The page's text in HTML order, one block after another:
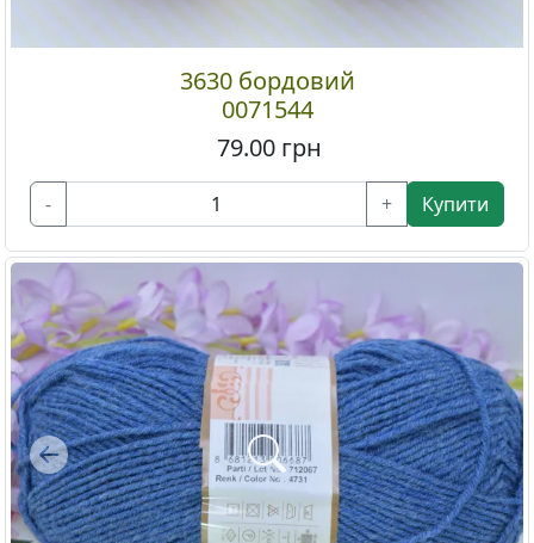
3630 бордовий
0071544
79.00 грн
- + Купити
Previous